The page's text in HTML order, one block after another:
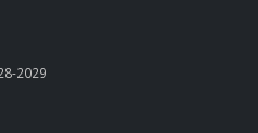
2029